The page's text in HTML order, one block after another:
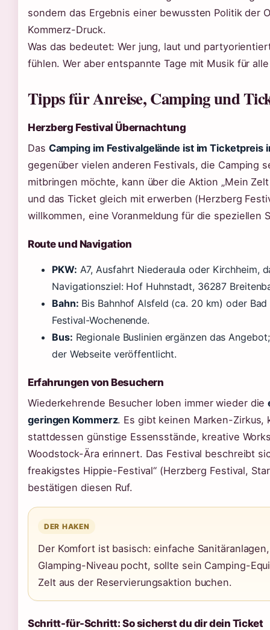
sondern das Ergebnis einer bewussten Politik der
Kommerz-Druck.
Was das bedeutet: Wer jung, laut und
fühlen. Wer aber entspannte Tage mit Musik für
Tipps für Anreise, Camping und
Herzberg Festival Übernachtung
Das Camping im Festivalgelände ist im Ticketpreis
gegenüber vielen anderen Festivals, die Camping
mitbringen möchte, kann über die Aktion „Mein
und das Ticket gleich mit erwerben (Herzberg
willkommen, eine Voranmeldung für die speziellen
Route und Navigation
PKW: A7, Ausfahrt Niederaula oder Kirchheim,
Navigationsziel: Hof Huhnstadt, 36287
Bahn: Bis Bahnhof Alsfeld (ca. 20 km) oder
Festival-Wochenende.
Bus: Regionale Buslinien ergänzen das
der Webseite veröffentlicht.
Erfahrungen von Besuchern
Wiederkehrende Besucher loben immer wieder die
geringen Kommerz. Es gibt keinen Marken-Zirkus,
stattdessen günstige Essensstände, kreative
Woodstock-Ära erinnert. Das Festival beschreibt
freakigstes Hippie-Festival“ (Herzberg Festival,
bestätigen diesen Ruf.
DER HAKEN
Der Komfort ist basisch: einfache
Glamping-Niveau pocht, sollte sein Camping-
Zelt aus der Reservierungsaktion buchen.
Schritt-für-Schritt: So sicherst du dir dein Ticket